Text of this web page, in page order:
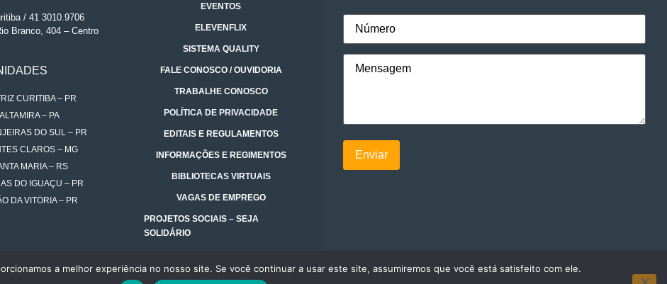
/ 41 3010.9706
Branco, 404 – Centro
CURITIBA – PR
– PA
DO SUL – PR
CLAROS – MG
MARIA – RS
DO IGUAÇU – PR
DA VITÓRIA – PR
EVENTOS
ELEVENFLIX
SISTEMA QUALITY
FALE CONOSCO / OUVIDORIA
TRABALHE CONOSCO
POLÍTICA DE PRIVACIDADE
EDITAIS E REGULAMENTOS
INFORMAÇÕES E REGIMENTOS
BIBLIOTECAS VIRTUAIS
VAGAS DE EMPREGO
PROJETOS SOCIAIS – SEJA
SOLIDÁRIO
a melhor experiência no nosso site. Se você continuar a usar este site, assumiremos que você está satisfeito com ele.